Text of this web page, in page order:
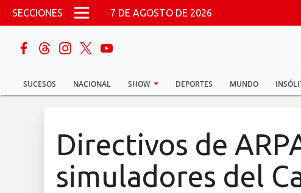
Pasar al contenido principal
SECCIONES 7 DE AGOSTO DE 2026
SUCESOS NACIONAL SHOW DEPORTES MUNDO
buscar
Sucesos
Directivos de
simuladores del